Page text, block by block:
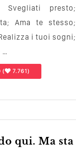
Svegliati presto;
Ama te stesso;
i tuoi sogni;
…
( 7.761)